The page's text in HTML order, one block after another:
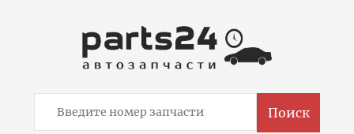
Поиск